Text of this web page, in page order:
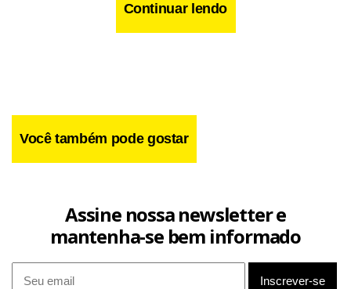
As imagens foram compartilhadas nesta quarta-feira e
da bandaThe XX
Continuar lendo
Você também pode gostar
Assine nossa newsletter e
mantenha-se bem informado